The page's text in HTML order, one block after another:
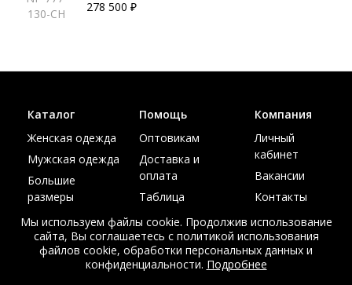
130-CH
278 500 ₽
Каталог
Женская одежда
Мужская одежда
Большие
размеры
Акции
Помощь
Оптовикам
Доставка и
оплата
Таблица
Компания
Личный
кабинет
Вакансии
Контакты
Мы используем файлы cookie. Продолжив использование
сайта, Вы соглашаетесь с политикой использования
файлов cookie, обработки персональных данных и
конфиденциальности. Подробнее